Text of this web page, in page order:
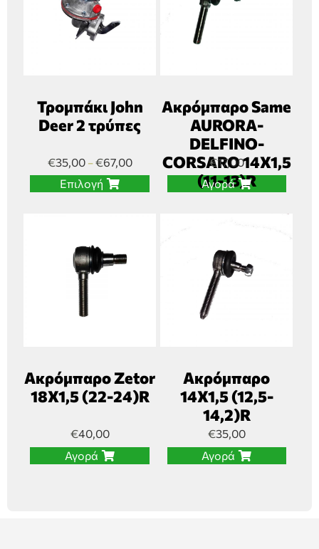
Τρομπάκι John
Deer 2 τρύπες
€35,00–€67,00
Επιλογή
Ακρόμπαρο Same
AURORA-
DELFINO-
CORSARO 14Χ1,5
(11-13)R
€17,00
Αγορά
Ακρόμπαρο Zetor
18Χ1,5 (22-24)R
€40,00
Αγορά
Ακρόμπαρο
14Χ1,5 (12,5-
14,2)R
€35,00
Αγορά